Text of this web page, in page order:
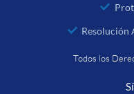
Resolución
Todos los